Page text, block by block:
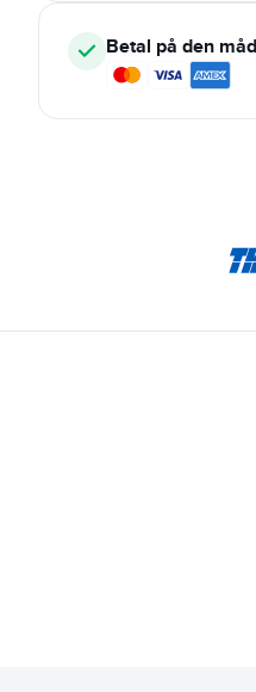
Betal på den